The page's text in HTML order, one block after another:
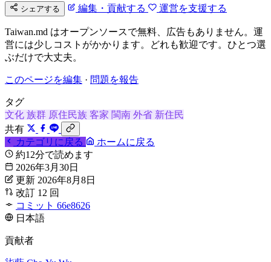
シェアする 編集・貢献する 運営を支援する
Taiwan.md はオープンソースで無料、広告もありません。運
営には少しコストがかかります。どれも歓迎です。ひとつ選
ぶだけで大丈夫。
このページを編集 · 問題を報告
タグ
文化 族群 原住民族 客家 閩南 外省 新住民
共有
カテゴリに戻る
ホームに戻る
約12分で読めます
2026年3月30日
更新 2026年8月8日
改訂 12 回
コミット 66e8626
日本語
貢献者